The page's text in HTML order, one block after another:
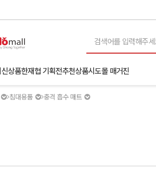
신상품한재협 기획전추천상품시도몰 매거진
침대용품 충격 흡수 매트